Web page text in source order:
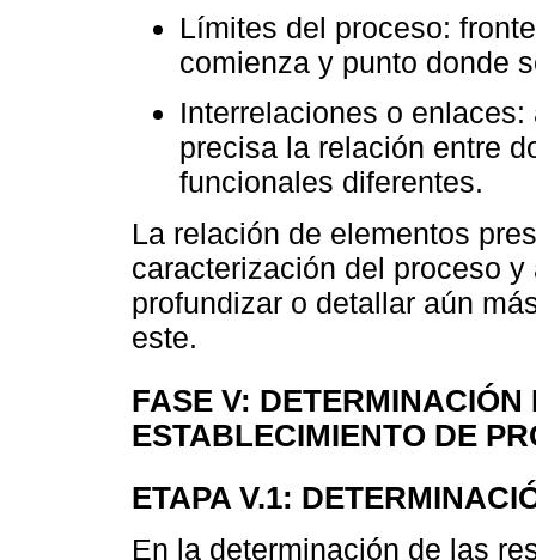
Límites del proceso:
comienza y punto donde
Interrelaciones o
precisa la relación entre
funcionales diferentes.
La relación de elementos
caracterización del proceso
profundizar o detallar aún
este.
FASE V:
ESTABLECIMIENTO DE
ETAPA V.1:
En la determinación de las